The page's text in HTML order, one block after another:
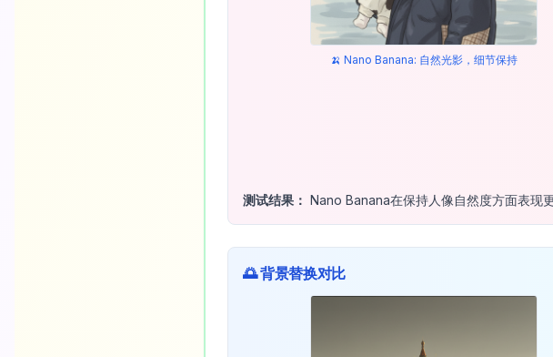
🍌 Nano Banana: 自然光影，细节保持
测试结果： Nano Banana在保持人像自然度方面表现
🌅 背景替换对比